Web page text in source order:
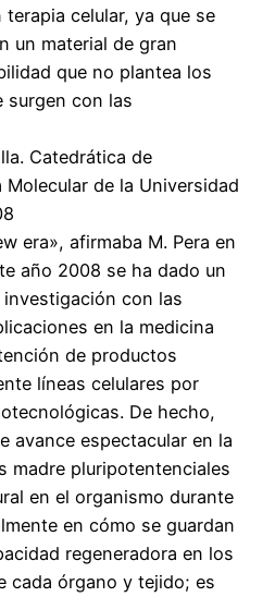
celular, ya que se
un material de gran
que no plantea los
surgen con las
Catedrática de
de la Universidad
era», afirmaba M. Pera en
año 2008 se ha dado un
con las
en la medicina
de productos
líneas celulares por
De hecho,
avance espectacular en la
madre pluripotentenciales
en el organismo durante
en cómo se guardan
regeneradora en los
cada órgano y tejido; es